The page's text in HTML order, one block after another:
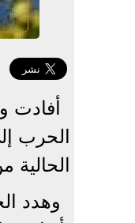
أفادت
الحرب
وهدد